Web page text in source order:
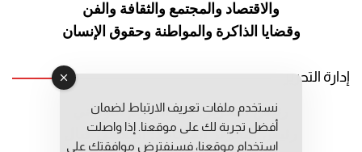
والاقتصاد والمجتمع والثقافة والفن
وقضايا الذاكرة والمواطنة وحقوق الإنسان
إدارة التحرير
رئيس التحرير: عبد الرحيم التوراني
رئيس التحرير المساعد: المعطي قبال
نستخدم ملفات تعريف الارتباط لضمان
أفضل تجربة لك على موقعنا. إذا واصلت
استخدام موقعنا، فسنفترض موافقتك على